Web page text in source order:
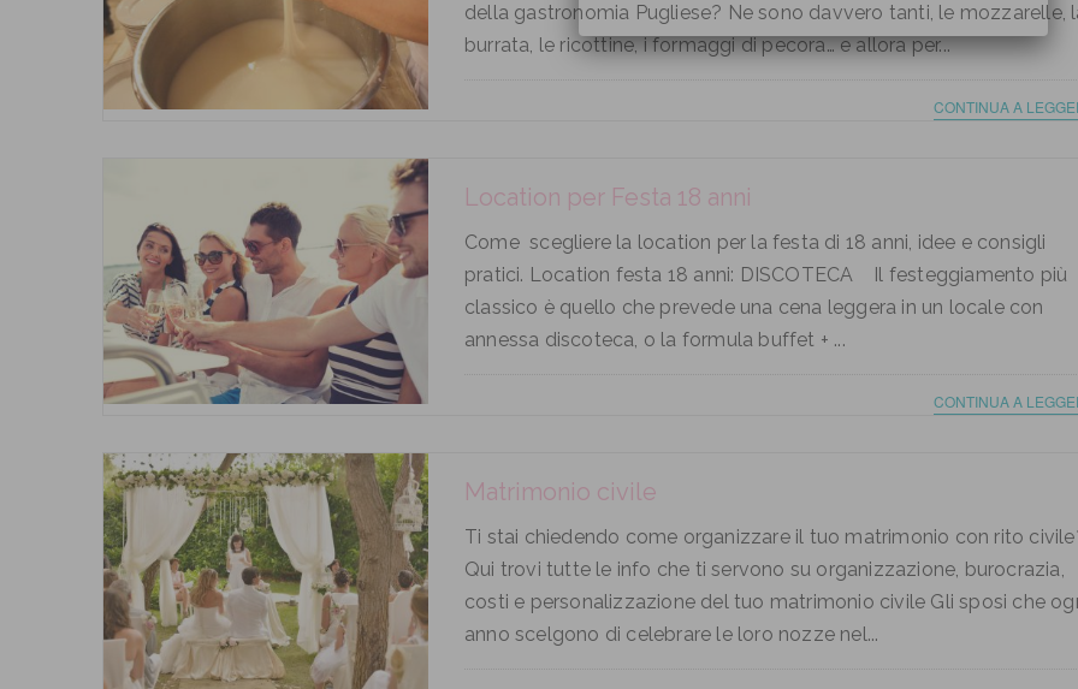
della gastronomia Pugliese? Ne sono davvero tanti, le mozzarelle,
burrata, le ricottine, i formaggi di pecora… e allora per...
CONTINUA A
Location per Festa 18 anni
Come scegliere la location per la festa di 18 anni, idee e consigli
pratici. Location festa 18 anni: DISCOTECA Il festeggiamento più
classico è quello che prevede una cena leggera in un locale con
annessa discoteca, o la formula buffet + ...
CONTINUA A
Matrimonio civile
Ti stai chiedendo come organizzare il tuo matrimonio con rito
Qui trovi tutte le info che ti servono su organizzazione, burocrazia,
costi e personalizzazione del tuo matrimonio civile Gli sposi che
anno scelgono di celebrare le loro nozze nel...